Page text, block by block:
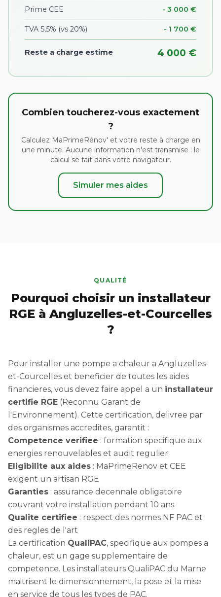
Prime CEE - 3 000 €
TVA 5,5% (vs 20%) - 1 700 €
Reste a charge estime 4 000 €
Combien toucherez-vous exactement
?
Calculez MaPrimeRénov' et votre reste à charge en
une minute. Aucune information n'est transmise : le
calcul se fait dans votre navigateur.
Simuler mes aides
QUALITÉ
Pourquoi choisir un installateur
RGE à Angluzelles-et-Courcelles
?
Pour installer une pompe a chaleur a Angluzelles-
et-Courcelles et beneficier de toutes les aides
financieres, vous devez faire appel a un installateur
certifie RGE (Reconnu Garant de
l'Environnement). Cette certification, delivree par
des organismes accredites, garantit :
Competence verifiee : formation specifique aux
energies renouvelables et audit regulier
Eligibilite aux aides : MaPrimeRenov et CEE
exigent un artisan RGE
Garanties : assurance decennale obligatoire
couvrant votre installation pendant 10 ans
Qualite certifiee : respect des normes NF PAC et
des regles de l'art
La certification QualiPAC, specifique aux pompes a
chaleur, est un gage supplementaire de
competence. Les installateurs QualiPAC du Marne
maitrisent le dimensionnement, la pose et la mise
en service de tous les types de PAC.